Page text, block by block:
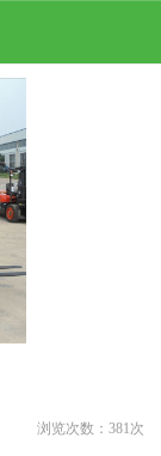
浏览次数： 381 次